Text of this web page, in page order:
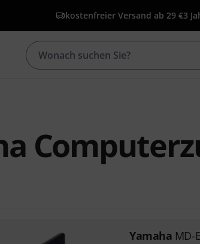
kostenfreier Versand ab 29 €3
Yamaha MD-